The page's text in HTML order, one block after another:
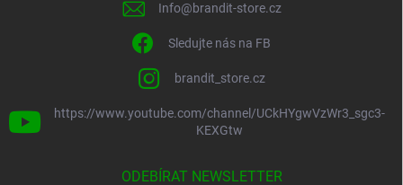
Info@brandit-store.cz
Sledujte nás na FB
brandit_store.cz
https://www.youtube.com/channel/UCkHYgwVzWr3_sgc3-
KEXGtw
ODEBÍRAT NEWSLETTER